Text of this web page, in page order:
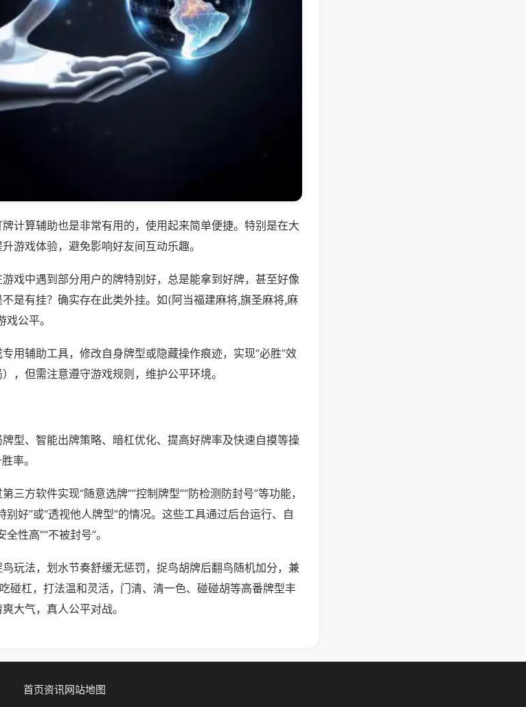
计算辅助也是非常有用的，使用起来简单便捷。特别是在大
游戏体验，避免影响好友间互动乐趣。
戏中遇到部分用户的牌特别好，总是能拿到好牌，甚至好像
是有挂？确实存在此类外挂。如(阿当福建麻将,旗圣麻将,麻
公平。
用辅助工具，修改自身牌型或隐藏操作痕迹，实现“必胜”效
，但需注意遵守游戏规则，维护公平环境。
型、智能出牌策略、暗杠优化、提高好牌率及快速自摸等操
率。
三方软件实现“随意选牌”“控制牌型”“防检测防封号”等功能，
好”或“透视他人牌型”的情况。这些工具通过后台运行、自
性高”“不被封号”。
玩法，划水节奏舒缓无惩罚，捉鸟胡牌后翻鸟随机加分，兼
碰杠，打法温和灵活，门清、清一色、碰碰胡等高番牌型丰
大气，真人公平对战。
首页资讯网站地图